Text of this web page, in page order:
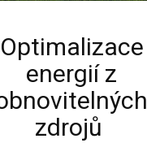
Optimalizace
energií z
zdrojů